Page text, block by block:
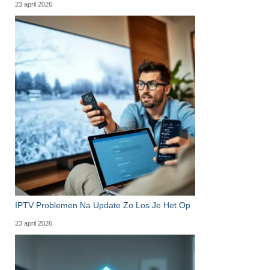
23 april 2026
IPTV Problemen Na Update Zo Los Je Het Op
23 april 2026